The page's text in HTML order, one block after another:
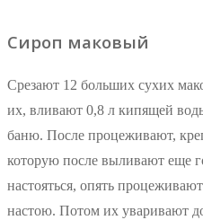
Сироп маковый
Срезают 12 больших сухих
их, вливают 0,8 л кипящей
баню. После процеживают,
которую после выливают еще
настояться, опять
настою. Потом их уваривают